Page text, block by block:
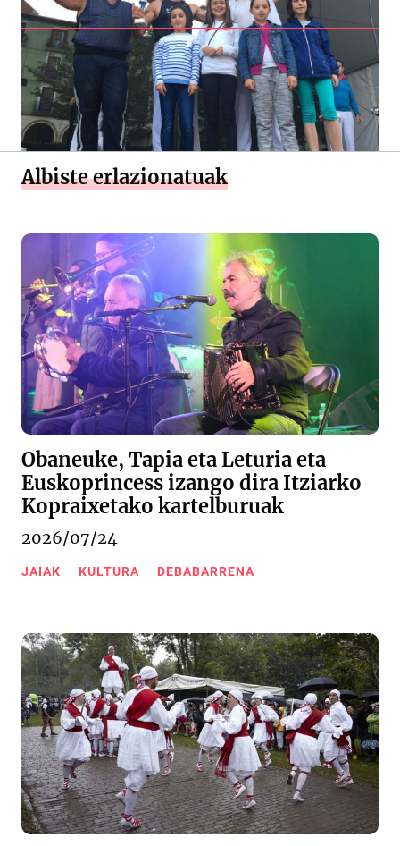
Albiste erlazionatuak
Obaneuke, Tapia eta Leturia eta
Euskoprincess izango dira Itziarko
Kopraixetako kartelburuak
2026/07/24
JAIAK KULTURA DEBABARRENA